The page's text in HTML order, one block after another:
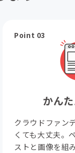
Point 03
かん
クラウドファン
くても大丈夫。
ストと画像を組